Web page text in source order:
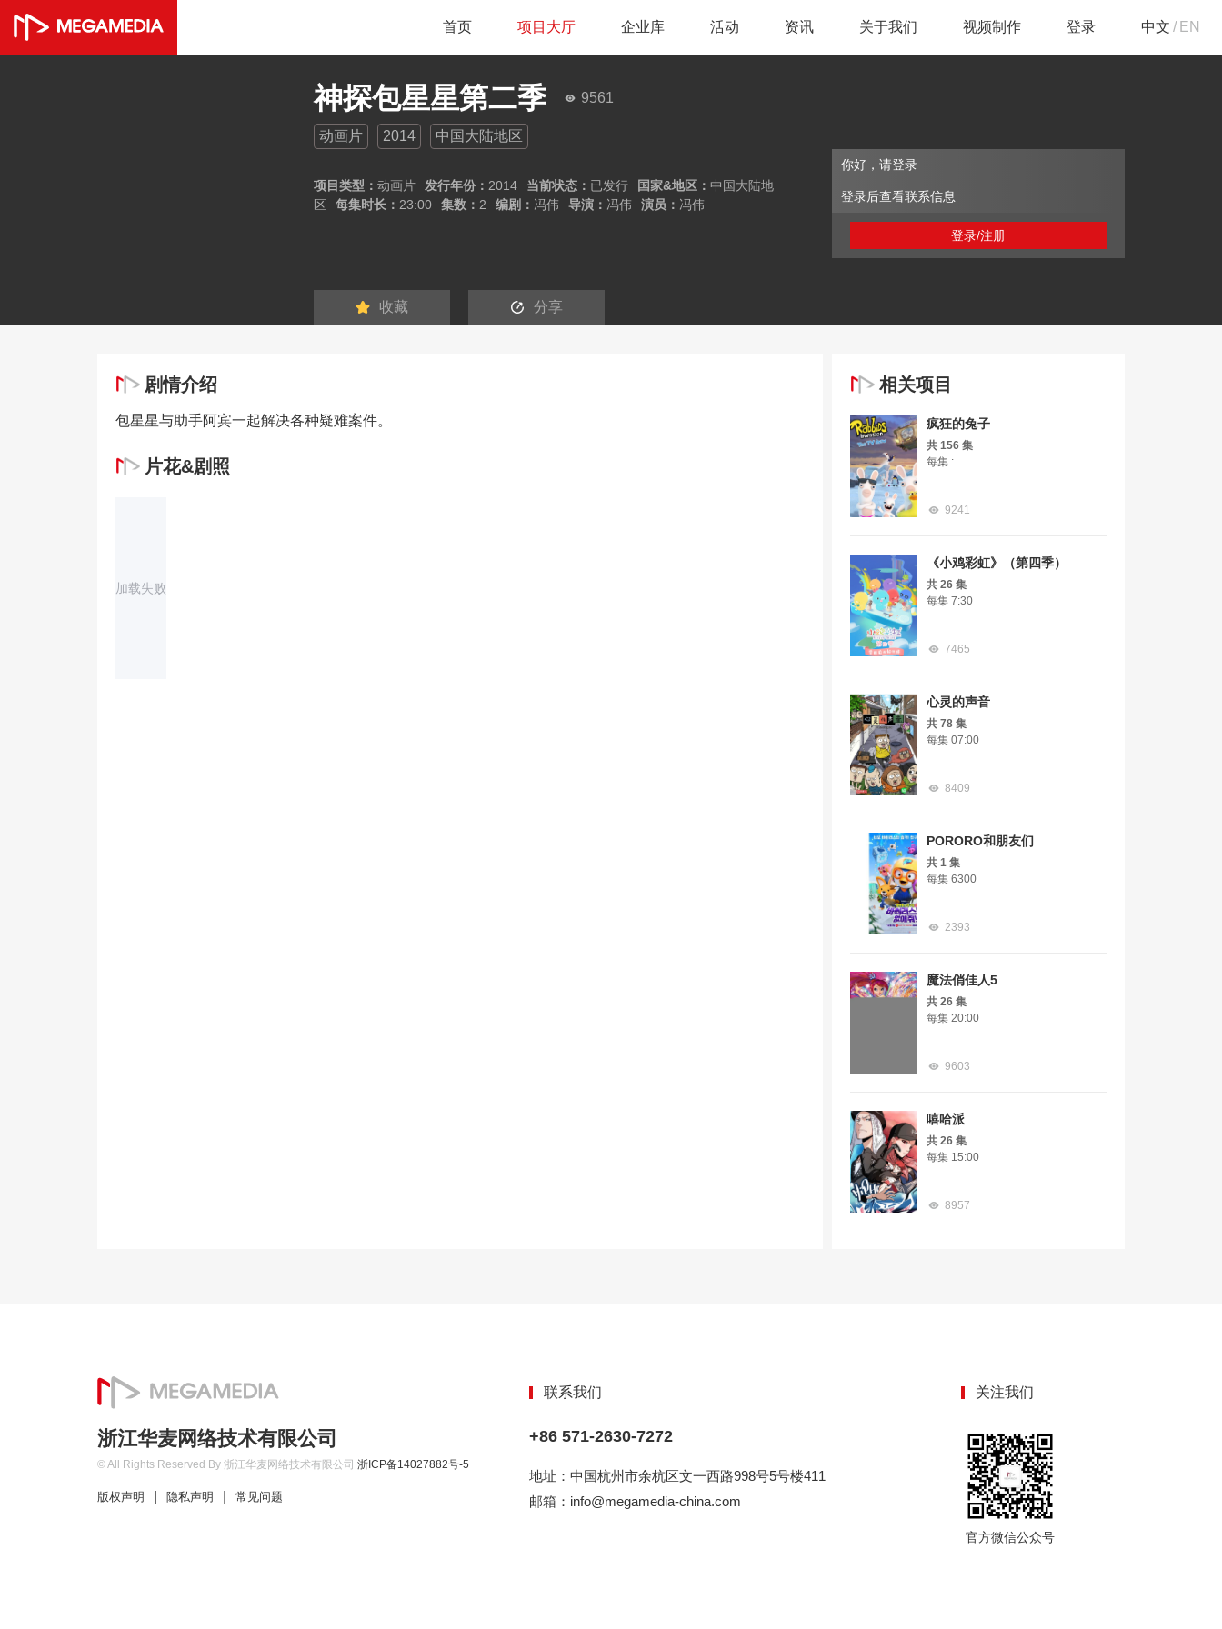
首页 项目大厅 企业库 活动 资讯 关于我们 视频制作 登录 中文 / EN
神探包星星第二季 9561
动画片 2014 中国大陆地区
项目类型： 动画片 发行年份： 2014 当前状态： 已发行 国家&地区： 中国大陆地
区
每集时长： 23:00 集数： 2 编剧： 冯伟 导演： 冯伟 演员： 冯伟
收藏 分享
你好，请登录
登录后查看联系信息
登录/注册
剧情介绍
包星星与助手阿宾一起解决各种疑难案件。
片花&剧照
加载失败
相关项目
疯狂的兔子
共 156 集
每集 :
9241
《小鸡彩虹》（第四季）
共 26 集
每集 7:30
7465
心灵的声音
共 78 集
每集 07:00
8409
PORORO和朋友们
共 1 集
每集 6300
2393
魔法俏佳人5
共 26 集
每集 20:00
9603
嘻哈派
共 26 集
每集 15:00
8957
浙江华麦网络技术有限公司
© All Rights Reserved By 浙江华麦网络技术有限公司 浙ICP备14027882号-5
版权声明 隐私声明 常见问题
联系我们
+86 571-2630-7272
地址：中国杭州市余杭区文一西路998号5号楼411
邮箱：info@megamedia-china.com
关注我们
官方微信公众号